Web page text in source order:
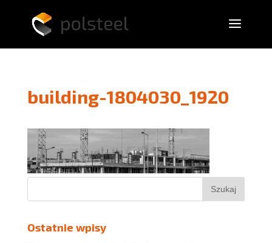
building-1804030_1920
Ostatnie wpisy